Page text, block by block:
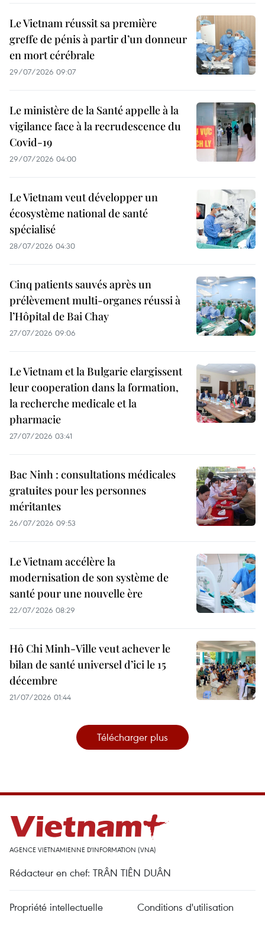
Le Vietnam réussit sa première
greffe de pénis à partir d’un donneur
en mort cérébrale
29/07/2026 09:07
Le ministère de la Santé appelle à la
vigilance face à la recrudescence du
Covid-19
29/07/2026 04:00
Le Vietnam veut développer un
écosystème national de santé
spécialisé
28/07/2026 04:30
Cinq patients sauvés après un
prélèvement multi-organes réussi à
l’Hôpital de Bai Chay
27/07/2026 09:06
Le Vietnam et la Bulgarie elargissent
leur cooperation dans la formation,
la recherche medicale et la
pharmacie
27/07/2026 03:41
Bac Ninh : consultations médicales
gratuites pour les personnes
méritantes
26/07/2026 09:53
Le Vietnam accélère la
modernisation de son système de
santé pour une nouvelle ère
22/07/2026 08:29
Hô Chi Minh-Ville veut achever le
bilan de santé universel d’ici le 15
décembre
21/07/2026 01:44
Télécharger plus
AGENCE VIETNAMIENNE D'INFORMATION (VNA)
Rédacteur en chef: TRÂN TIÊN DUÂN
Propriété intellectuelle
Conditions d'utilisation